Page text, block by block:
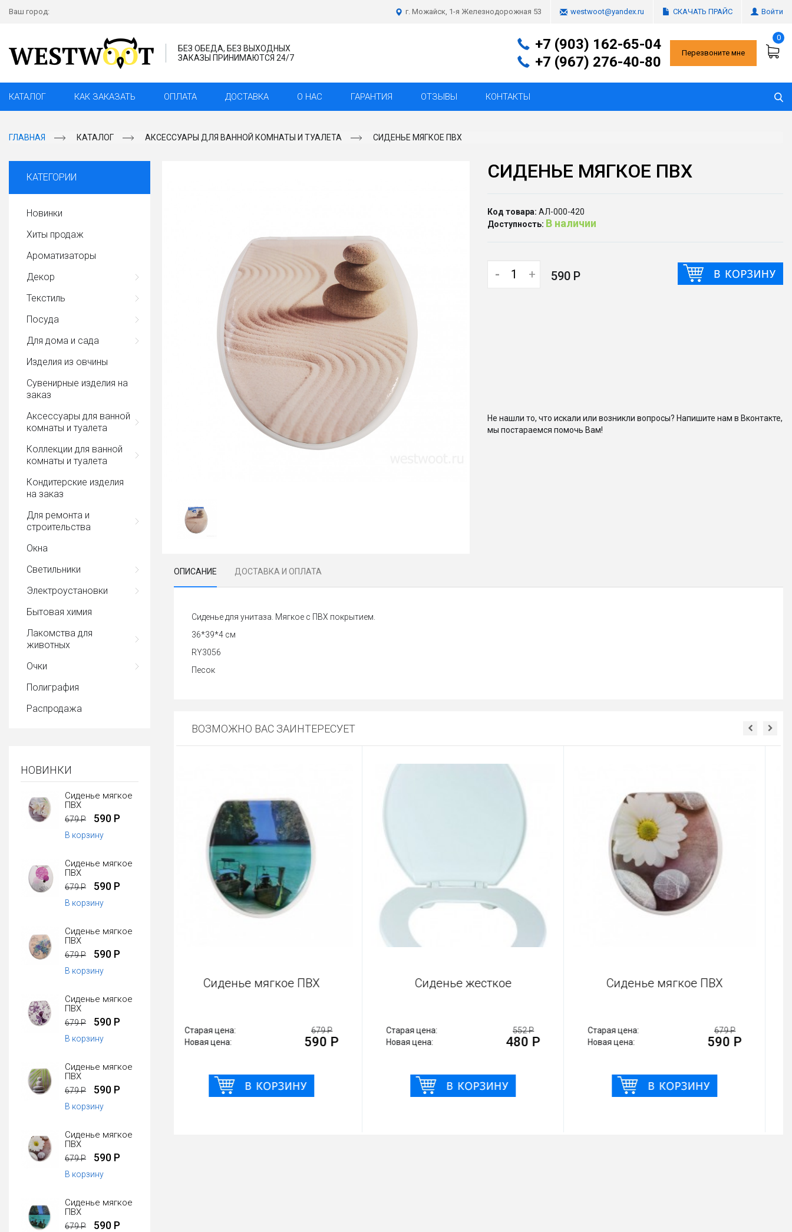
Ваш город: г. Можайск, 1-я Железнодорожная 53 westwoot@yandex.ru СКАЧАТЬ ПРАЙС Войти
БЕЗ ОБЕДА, БЕЗ ВЫХОДНЫХ
ЗАКАЗЫ ПРИНИМАЮТСЯ 24/7
+7 (903) 162-65-04
+7 (967) 276-40-80
Перезвоните мне
0
КАТАЛОГ КАК ЗАКАЗАТЬ ОПЛАТА ДОСТАВКА О НАС ГАРАНТИЯ ОТЗЫВЫ КОНТАКТЫ
ГЛАВНАЯ КАТАЛОГ АКСЕССУАРЫ ДЛЯ ВАННОЙ КОМНАТЫ И ТУАЛЕТА СИДЕНЬЕ МЯГКОЕ ПВХ
КАТЕГОРИИ
Новинки
Хиты продаж
Ароматизаторы
Декор
Текстиль
Посуда
Для дома и сада
Изделия из овчины
Сувенирные изделия на
заказ
Аксессуары для ванной
комнаты и туалета
Коллекции для ванной
комнаты и туалета
Кондитерские изделия
на заказ
Для ремонта и
строительства
Окна
Светильники
Электроустановки
Бытовая химия
Лакомства для
животных
Очки
Полиграфия
Распродажа
НОВИНКИ
Сиденье мягкое
ПВХ
679 Р 590 Р
В корзину
Сиденье мягкое
ПВХ
679 Р 590 Р
В корзину
Сиденье мягкое
ПВХ
679 Р 590 Р
В корзину
Сиденье мягкое
ПВХ
679 Р 590 Р
В корзину
Сиденье мягкое
ПВХ
679 Р 590 Р
В корзину
Сиденье мягкое
ПВХ
679 Р 590 Р
В корзину
Сиденье мягкое
ПВХ
679 Р 590 Р
СИДЕНЬЕ МЯГКОЕ ПВХ
Код товара: АЛ-000-420
Доступность: В наличии
- + 590 Р
Не нашли то, что искали или возникли вопросы? Напишите нам в Вконтакте,
мы постараемся помочь Вам!
ОПИСАНИЕ ДОСТАВКА И ОПЛАТА
Сиденье для унитаза. Мягкое с ПВХ покрытием.
36*39*4 см
RY3056
Песок
ВОЗМОЖНО ВАС ЗАИНТЕРЕСУЕТ
Сиденье мягкое ПВХ
Старая цена:
679 Р
Новая цена:
590 Р
Сиденье жесткое
Старая цена:
552 Р
Новая цена:
480 Р
Сиденье мягкое ПВХ
Старая цена:
679 Р
Новая цена:
590 Р